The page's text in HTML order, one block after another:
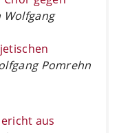
Wolfgang
Pomrehn
aus